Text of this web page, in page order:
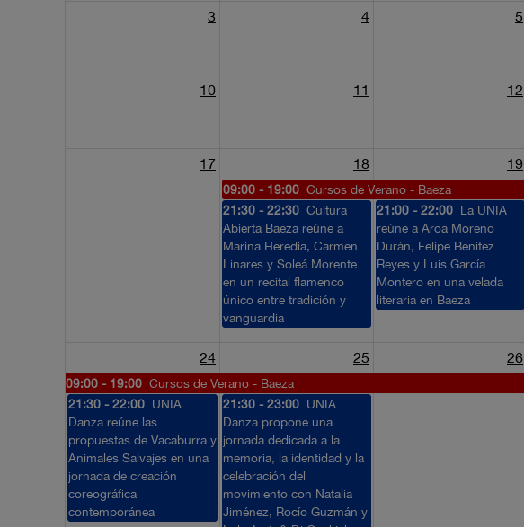
3 4 5
10 11 12
17 18
09:00 - 19:00 Cursos de Verano - Baeza
21:30 - 22:30 Cultura
Abierta Baeza reúne a
Marina Heredia, Carmen
Linares y Soleá Morente
en un recital flamenco
único entre tradición y
vanguardia
19
21:00 - 22:00 La UNIA
reúne a Aroa Moreno
Durán, Felipe Benítez
Reyes y Luis García
Montero en una velada
literaria en Baeza
24
09:00 - 19:00 Cursos de Verano - Baeza
21:30 - 22:00 UNIA
Danza reúne las
propuestas de Vacaburra y
Animales Salvajes en una
jornada de creación
coreográfica
contemporánea
25
21:30 - 23:00 UNIA
Danza propone una
jornada dedicada a la
memoria, la identidad y la
celebración del
movimiento con Natalia
Jiménez, Rocío Guzmán y
26